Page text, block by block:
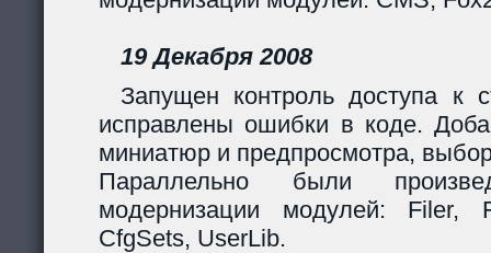
19 Декабря 2008
Запущен контроль доступа к
исправлены ошибки в коде.
миниатюр и предпросмотра,
Параллельно были
модернизации модулей: Filer,
CfgSets, UserLib.